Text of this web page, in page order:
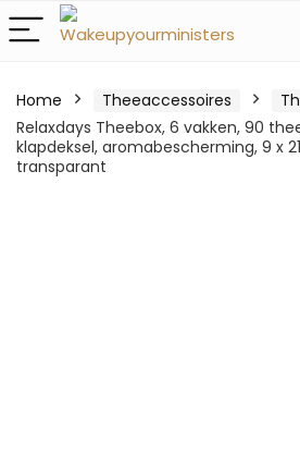
Home Theeaccessoires
Relaxdays Theebox, 6 vakken, 90
klapdeksel, aromabescherming, 9 x
transparant